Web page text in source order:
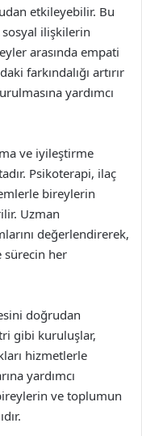
etkileyebilir. Bu
sosyal ilişkilerin
arasında empati
farkındalığı artırır
yardımcı
ve iyileştirme
Psikoterapi, ilaç
bireylerin
Uzman
değerlendirerek,
her
doğrudan
gibi kuruluşlar,
hizmetlerle
yardımcı
ve toplumun